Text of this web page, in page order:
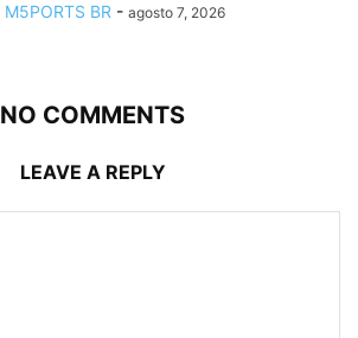
M5PORTS BR - agosto 7, 2026
NO COMMENTS
LEAVE A REPLY